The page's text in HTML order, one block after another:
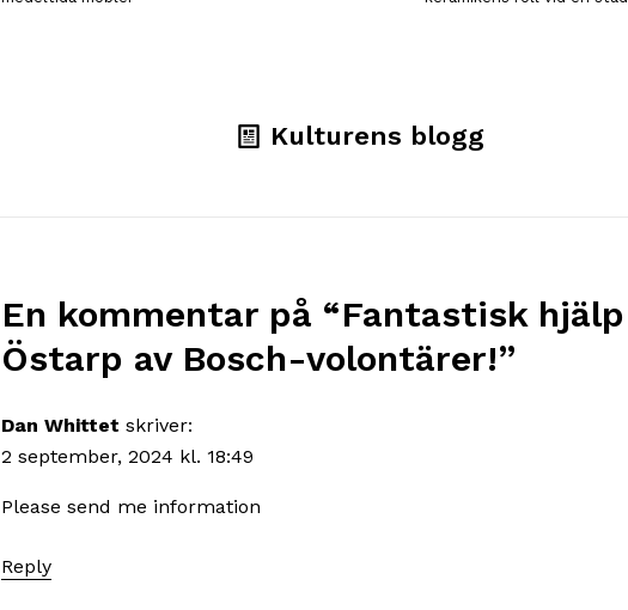
Kulturens blogg
En kommentar på “Fantastisk
Östarp av Bosch-volontärer!”
Dan Whittet skriver:
2 september, 2024 kl. 18:49
Please send me information
Reply